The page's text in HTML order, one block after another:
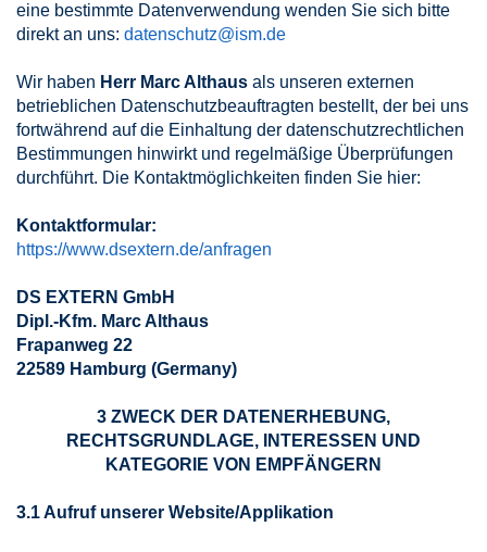
eine bestimmte Datenverwendung wenden Sie sich bitte
direkt an uns: datenschutz@ism.de
Wir haben Herr Marc Althaus als unseren externen
betrieblichen Datenschutzbeauftragten bestellt, der bei uns
fortwährend auf die Einhaltung der datenschutzrechtlichen
Bestimmungen hinwirkt und regelmäßige Überprüfungen
durchführt. Die Kontaktmöglichkeiten finden Sie hier:
Kontaktformular:
https://www.dsextern.de/anfragen
DS EXTERN GmbH
Dipl.-Kfm. Marc Althaus
Frapanweg 22
22589 Hamburg (Germany)
3 ZWECK DER DATENERHEBUNG,
RECHTSGRUNDLAGE, INTERESSEN UND
KATEGORIE VON EMPFÄNGERN
3.1 Aufruf unserer Website/Applikation